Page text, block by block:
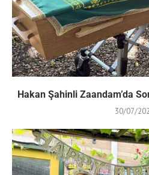
Hakan Şahinli Zaandam’da
30/07/